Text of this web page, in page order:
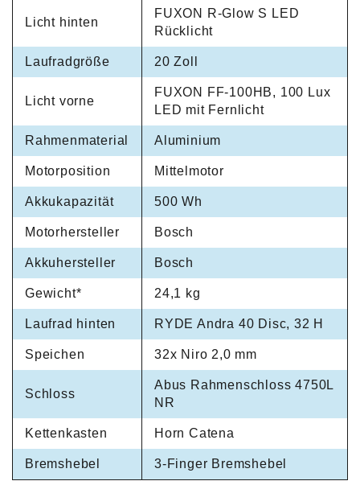
Licht hinten
FUXON R-Glow S LED
Rücklicht
Laufradgröße 20 Zoll
Licht vorne
FUXON FF-100HB, 100 Lux
LED mit Fernlicht
Rahmenmaterial Aluminium
Motorposition Mittelmotor
Akkukapazität 500 Wh
Motorhersteller Bosch
Akkuhersteller Bosch
Gewicht* 24,1 kg
Laufrad hinten RYDE Andra 40 Disc, 32 H
Speichen 32x Niro 2,0 mm
Schloss
Abus Rahmenschloss 4750L
NR
Kettenkasten Horn Catena
Bremshebel 3-Finger Bremshebel